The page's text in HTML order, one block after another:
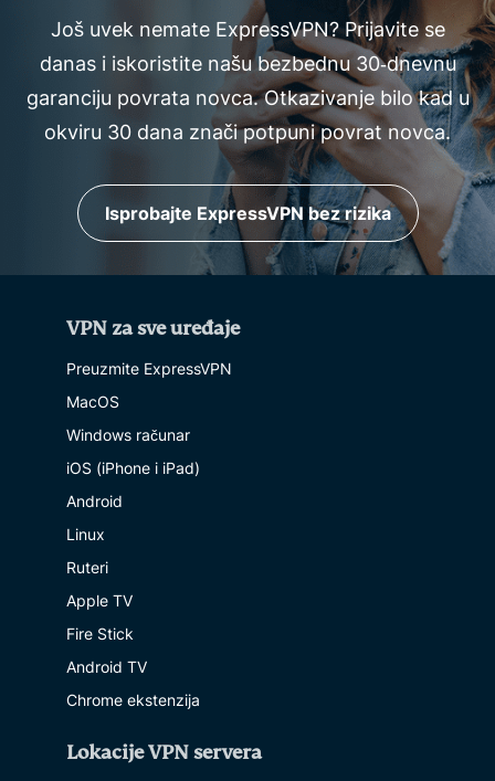
Još uvek nemate ExpressVPN? Prijavite se
danas i iskoristite našu bezbednu 30‑dnevnu
garanciju povrata novca. Otkazivanje bilo kad u
okviru 30 dana znači potpuni povrat novca.
Isprobajte ExpressVPN bez rizika
VPN za sve uređaje
Preuzmite ExpressVPN
MacOS
Windows računar
iOS (iPhone i iPad)
Android
Linux
Ruteri
Apple TV
Fire Stick
Android TV
Chrome ekstenzija
Lokacije VPN servera